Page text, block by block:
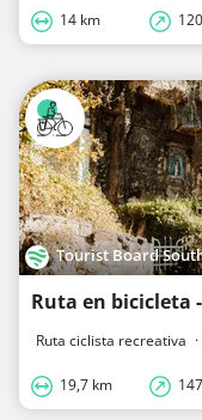
14 km
Tourist Board
Ruta en bicicleta
Ruta ciclista recreativa ·
19,7 km